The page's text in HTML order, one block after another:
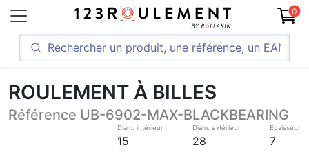
0
ROULEMENT À BILLES
Référence UB-6902-MAX-BLACKBEARING
Diam. intérieur
15
Diam. extérieur
28
Epaisseur
7